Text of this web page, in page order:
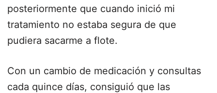
posteriormente que cuando inició mi
tratamiento no estaba segura de que
pudiera sacarme a flote.
Con un cambio de medicación y consultas
cada quince días, consiguió que las